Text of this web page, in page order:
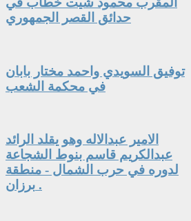
حدائق القصر الجمهوري
توفيق السويدي واحمد مختار بابان
في محكمة الشعب
الامير عبدالاله وهو يقلد الرائد
عبدالكريم قاسم بنوط الشجاعة
لدوره في حرب الشمال - منطقة
برزان .